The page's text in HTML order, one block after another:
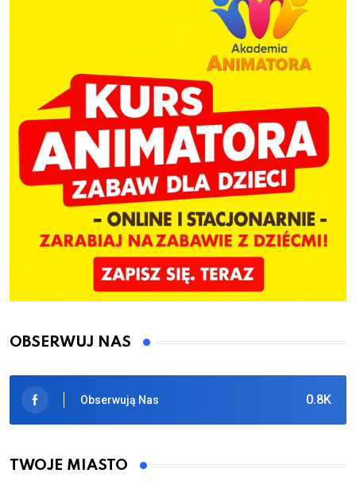
OBSERWUJ NAS
0.8K
Obserwują Nas
TWOJE MIASTO